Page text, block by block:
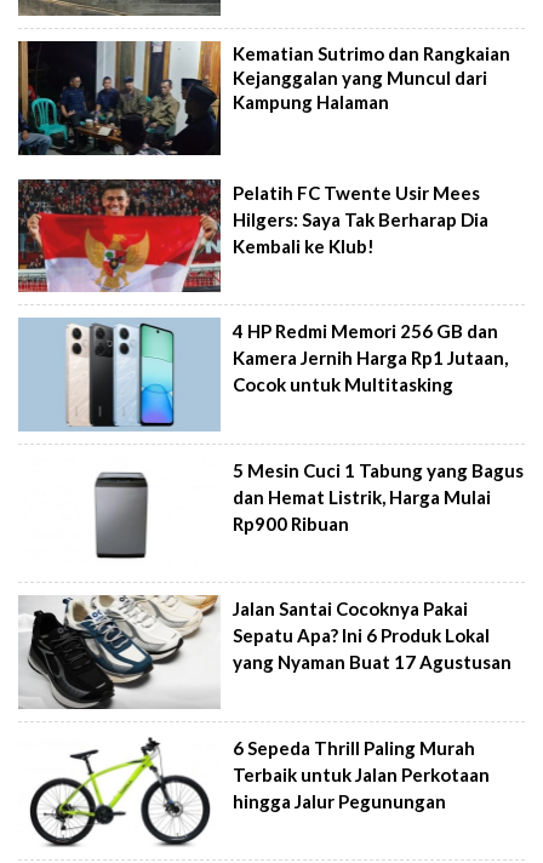
Kematian Sutrimo dan Rangkaian
Kejanggalan yang Muncul dari
Kampung Halaman
Pelatih FC Twente Usir Mees
Hilgers: Saya Tak Berharap Dia
Kembali ke Klub!
4 HP Redmi Memori 256 GB dan
Kamera Jernih Harga Rp1 Jutaan,
Cocok untuk Multitasking
5 Mesin Cuci 1 Tabung yang Bagus
dan Hemat Listrik, Harga Mulai
Rp900 Ribuan
Jalan Santai Cocoknya Pakai
Sepatu Apa? Ini 6 Produk Lokal
yang Nyaman Buat 17 Agustusan
6 Sepeda Thrill Paling Murah
Terbaik untuk Jalan Perkotaan
hingga Jalur Pegunungan